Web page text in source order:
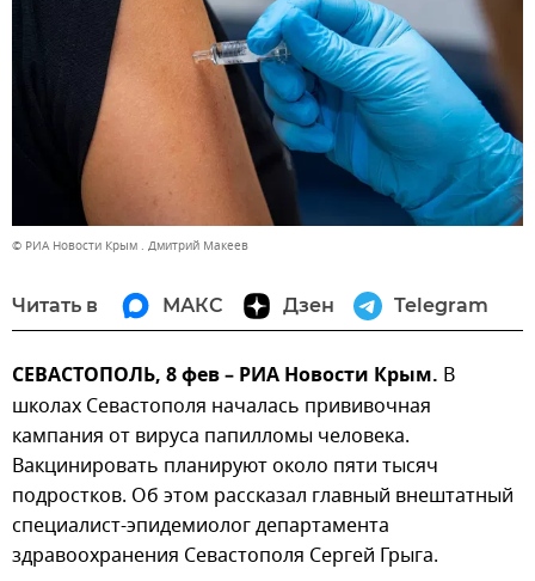
© РИА Новости Крым . Дмитрий Макеев
Читать в МАКС Дзен Telegram
СЕВАСТОПОЛЬ, 8 фев – РИА Новости Крым. В
школах Севастополя началась прививочная
кампания от вируса папилломы человека.
Вакцинировать планируют около пяти тысяч
подростков. Об этом рассказал главный внештатный
специалист-эпидемиолог департамента
здравоохранения Севастополя Сергей Грыга.